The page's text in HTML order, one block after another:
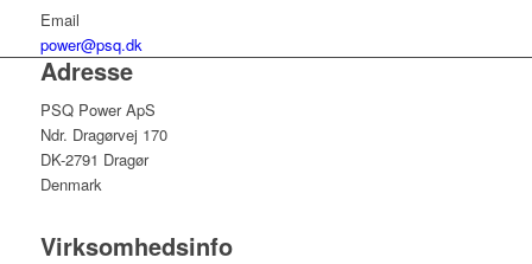
Email
power@psq.dk
Adresse
PSQ Power ApS
Ndr. Dragørvej 170
DK-2791 Dragør
Denmark
Virksomhedsinfo